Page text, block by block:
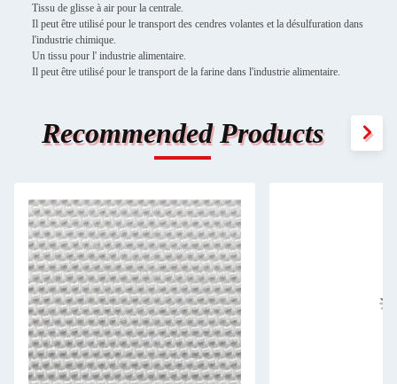
Tissu de glisse à air pour la centrale.
Il peut être utilisé pour le transport des cendres volantes et la désulfuration dans
l'industrie chimique.
Un tissu pour l' industrie alimentaire.
Il peut être utilisé pour le transport de la farine dans l'industrie alimentaire.
Recommended Products